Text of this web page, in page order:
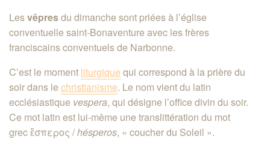
Lesvêpresdu dimanche sont priées à l’église
conventuelle saint-Bonaventure avec les frères
franciscains conventuels de Narbonne.
C’est le moment liturgique qui correspond à la prière du
soir dans le christianisme. Le nom vient du latin
ecclésiastique vespera, qui désigne l’office divin du soir.
Ce mot latin est lui-même une translittération du mot
grec ἕσπερος /hésperos, « coucher du Soleil ».